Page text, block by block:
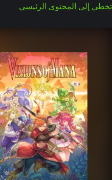
تخطي إلى المحتوى الرئيسي